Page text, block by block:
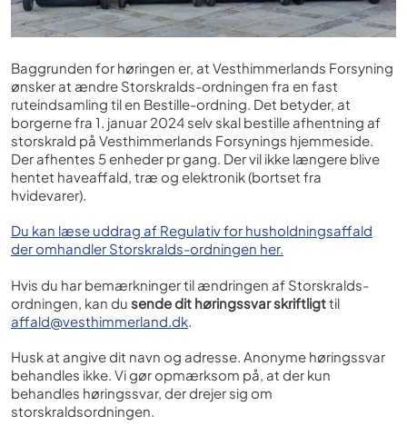
Baggrunden for høringen er, at Vesthimmerlands Forsyning
ønsker at ændre Storskralds-ordningen fra en fast
ruteindsamling til en Bestille-ordning. Det betyder, at
borgerne fra 1. januar 2024 selv skal bestille afhentning af
storskrald på Vesthimmerlands Forsynings hjemmeside.
Der afhentes 5 enheder pr gang. Der vil ikke længere blive
hentet haveaffald, træ og elektronik (bortset fra
hvidevarer).
Du kan læse uddrag af Regulativ for husholdningsaffald
der omhandler Storskralds-ordningen her.
Hvis du har bemærkninger til ændringen af Storskralds-
ordningen, kan du sende dit høringssvar skriftligttil
affald@vesthimmerland.dk.
Husk at angive dit navn og adresse. Anonyme høringssvar
behandles ikke. Vi gør opmærksom på, at der kun
behandles høringssvar, der drejer sig om
storskraldsordningen.